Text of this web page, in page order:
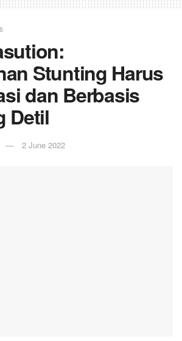
Stunting Harus
dan Berbasis
Detil
2 June 2022